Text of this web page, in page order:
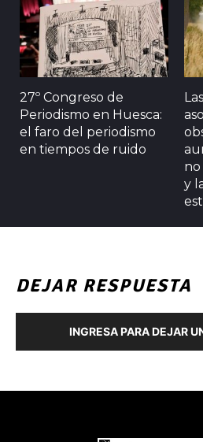
27º Congreso de
Periodismo en Huesca:
el faro del periodismo
en tiempos de ruido
no
y
DEJAR RESPUESTA
INGRESA PARA DEJAR